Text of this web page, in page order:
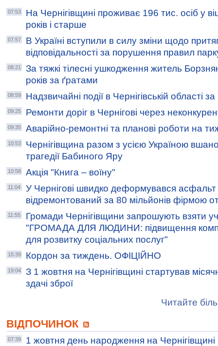
07:53
На Чернігівщині проживає 196 тис. осіб у
років і старше
07:57
В Україні вступили в силу зміни щодо
відповідальності за порушення правил
08:21
За тяжкі тілесні ушкодження житель
років за ґратами
08:59 Надзвичайні події в Чернігівській області
09:25 Ремонти доріг в Чернігові через
09:35 Аварійно-ремонтні та планові роботи на
10:53
Чернігівщина разом з усією Україною
трагедії Бабиного Яру
10:58 Акція "Книга – воїну"
11:04
У Чернігові швидко деформувався асфальт
відремонтований за 80 мільйонів фірмою
11:55
Громади Чернігівщини запрошують взяти
"ГРОМАДА ДЛЯ ЛЮДИНИ: підвищення
для розвитку соціальних послуг"
15:39 Кордон за тиждень. ОФІЦІЙНО
19:04
З 1 жовтня на Чернігівщині стартував
здачі зброї
Читайте
ВІДПОЧИНОК
07:39 1 жовтня день народження на Чернігівщині